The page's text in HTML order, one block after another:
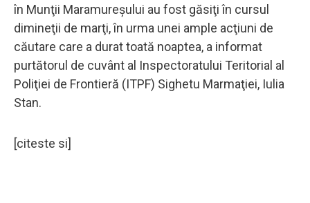
în Munţii Maramureşului au fost găsiţi în cursul
dimineţii de marţi, în urma unei ample acţiuni de
căutare care a durat toată noaptea, a informat
purtătorul de cuvânt al Inspectoratului Teritorial al
Poliţiei de Frontieră (ITPF) Sighetu Marmaţiei, Iulia
Stan.
[citeste si]